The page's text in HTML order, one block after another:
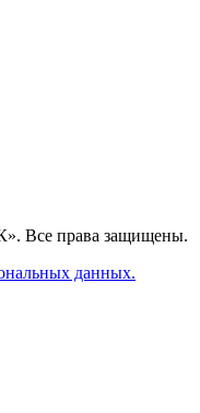
Все права защищены.
данных.